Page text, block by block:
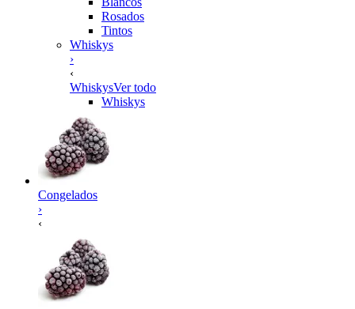
Rosados
Tintos
Whiskys
›
‹
WhiskysVer todo
Whiskys
Congelados
›
‹